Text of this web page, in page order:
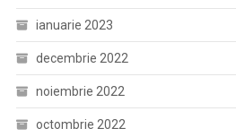
ianuarie 2023
decembrie 2022
noiembrie 2022
octombrie 2022